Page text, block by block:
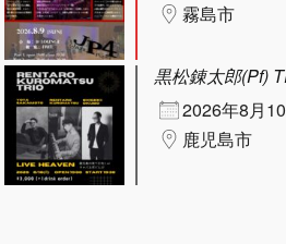
霧島市
黒松錬太郎(Pf)
2026年8月
鹿児島市